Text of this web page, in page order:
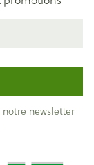
notre newsletter